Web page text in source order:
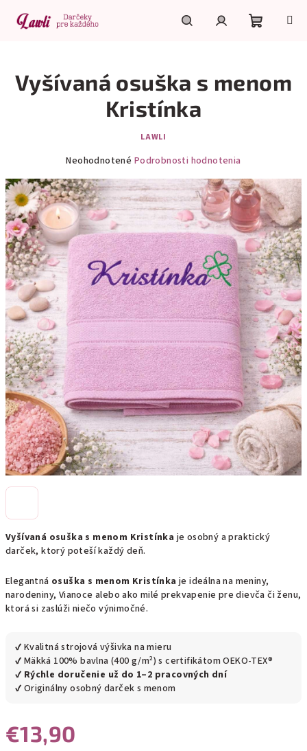
obsah
košík
Vyšívaná osuška s menom Kristínka je osobný a praktický
darček, ktorý poteší každý deň.
Elegantná osuška s menom Kristínka je ideálna na meniny,
narodeniny, Vianoce alebo ako milé prekvapenie pre dievča či ženu,
ktorá si zaslúži niečo výnimočné.
✔ Kvalitná strojová výšivka na mieru
✔ Mäkká 100% bavlna (400 g/m²) s certifikátom OEKO-TEX®
✔ Rýchle doručenie už do 1–2 pracovných dní
✔ Originálny osobný darček s menom
€13,90
Vyšívaná osuška s menom
Kristínka
LAWLI
produktu
je
0,0
z
5
hviezdičiek.
Neohodnotené Podrobnosti hodnotenia